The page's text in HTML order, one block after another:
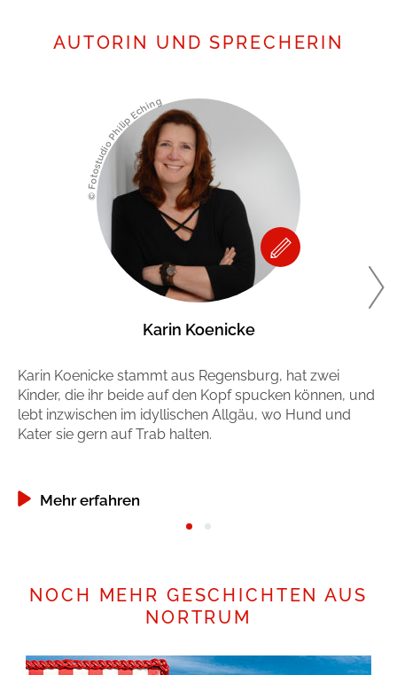
AUTORIN UND SPRECHERIN
© Fotostudio Philip Eching
Karin Koenicke
Karin Koenicke stammt aus Regensburg, hat zwei
Kinder, die ihr beide auf den Kopf spucken können, und
lebt inzwischen im idyllischen Allgäu, wo Hund und
Kater sie gern auf Trab halten.
Mehr erfahren
NOCH MEHR GESCHICHTEN AUS
NORTRUM